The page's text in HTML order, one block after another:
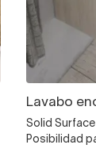
Lavabo
Solid
Posibilidad